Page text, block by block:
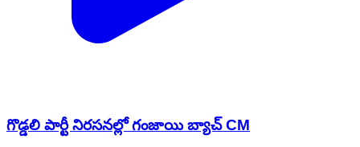
గొడ్డలి పార్టీ నిరసనల్లో గంజాయి బ్యాచ్ CM